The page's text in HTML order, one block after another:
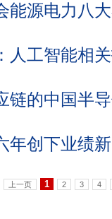
能源电力八
人工智能相
链的中国半
年创下业绩
上一页 1 2 3 4